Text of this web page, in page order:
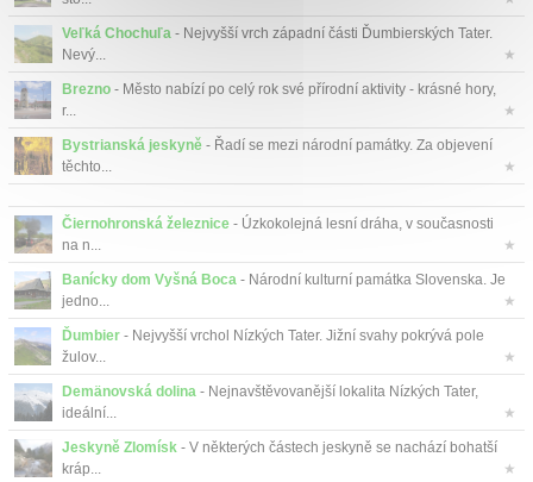
Veľká Chochuľa - Nejvyšší vrch západní části Ďumbierských Tater.
Nevý...
★
Brezno - Město nabízí po celý rok své přírodní aktivity - krásné hory,
r...
★
Bystrianská jeskyně - Řadí se mezi národní památky. Za objevení
těchto...
★
Čiernohronská železnice - Úzkokolejná lesní dráha, v současnosti
na n...
★
Banícky dom Vyšná Boca - Národní kulturní památka Slovenska. Je
jedno...
★
Ďumbier - Nejvyšší vrchol Nízkých Tater. Jižní svahy pokrývá pole
žulov...
★
Demänovská dolina - Nejnavštěvovanější lokalita Nízkých Tater,
ideální...
★
Jeskyně Zlomísk - V některých částech jeskyně se nachází bohatší
kráp...
★